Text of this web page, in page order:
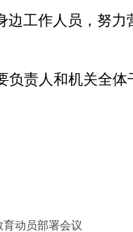
工作人员，努
责人和机关全体
育动员部署会议